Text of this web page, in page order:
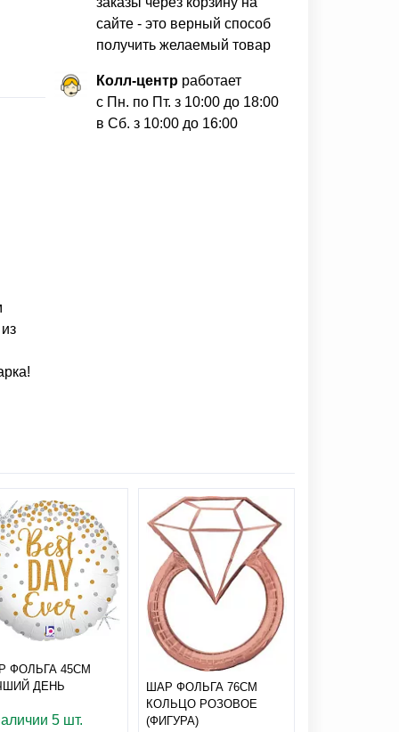
сайте - это верный способ
получить желаемый товар
Колл-центрработает
с Пн. по Пт. з 10:00 до 18:00
в Сб. з 10:00 до 16:00
ФОЛЬГА 45СМ
ДЕНЬ
5 шт.
ШАР ФОЛЬГА 76СМ
КОЛЬЦО РОЗОВОЕ
(ФИГУРА)